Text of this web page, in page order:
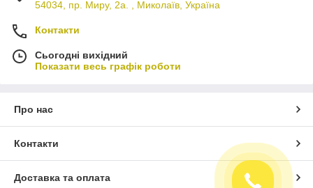
54034, пр. Миру, 2а. , Миколаїв, Україна
Контакти
Сьогодні вихідний
Показати весь графік роботи
Про нас
Контакти
Доставка та оплата